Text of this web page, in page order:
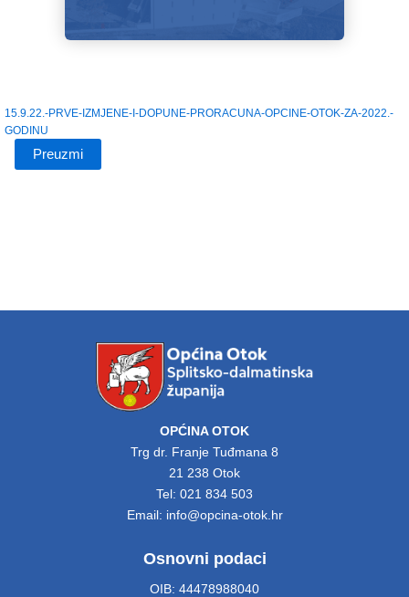
15.9.22.-PRVE-IZMJENE-I-DOPUNE-PRORACUNA-OPCINE-OTOK-ZA-2022.-
GODINU
Preuzmi
OPĆINA OTOK
Trg dr. Franje Tuđmana 8
21 238 Otok
Tel: 021 834 503
Email: info@opcina-otok.hr
Osnovni podaci
OIB: 44478988040